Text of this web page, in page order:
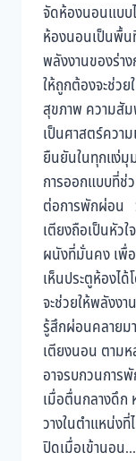
จัดห้องนอนแบบ
ห้องนอนเป็นพื้
พลังงานของร่า
ให้ถูกต้องจะช่ว
สุขภาพ ความสัม
เป็นศาสตร์ควา
ยืนยันในทุกแง่
การออกแบบที่ช่
ต่อการพักผ่อน
เตียงถือเป็นหัว
ผนังที่มั่นคง เพื่
เห็นประตูห้องได้
จะช่วยให้พลังง
รู้สึกผ่อนคลายม
เตียงนอน ตาม
อาจรบกวนการพั
เมื่อตื่นกลางดึก
วางในตำแหน่ง
ปิดเมื่อเข้านอน...